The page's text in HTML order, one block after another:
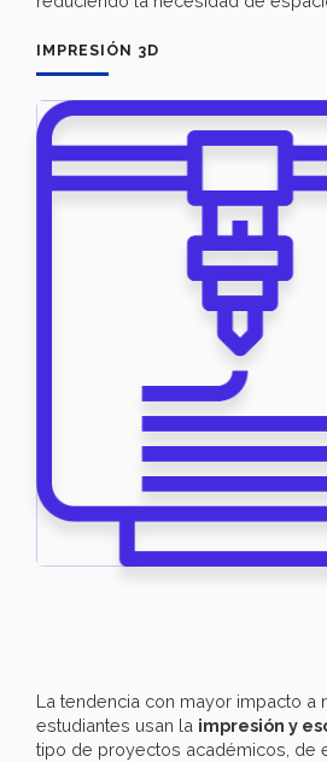
IMPRESIÓN 3D
La tendencia con mayor impacto a
estudiantes usan la impresión y
tipo de proyectos académicos, de